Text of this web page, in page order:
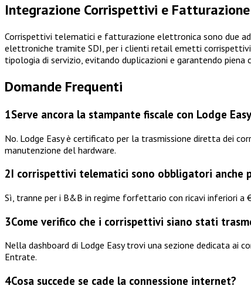
Integrazione Corrispettivi e
Corrispettivi telematici e fatturazione elettronica sono due
elettroniche tramite SDI, per i clienti retail emetti
tipologia di servizio, evitando duplicazioni e garantendo
Domande Frequenti
1Serve ancora la stampante fiscale con Lodge
No. Lodge Easy è certificato per la trasmissione diretta dei
manutenzione del hardware.
2I corrispettivi telematici sono obbligatori anche
Sì, tranne per i B&B in regime forfettario con ricavi inferiori
3Come verifico che i corrispettivi siano stati
Nella dashboard di Lodge Easy trovi una sezione dedicata ai
Entrate.
4Cosa succede se cade la connessione internet?